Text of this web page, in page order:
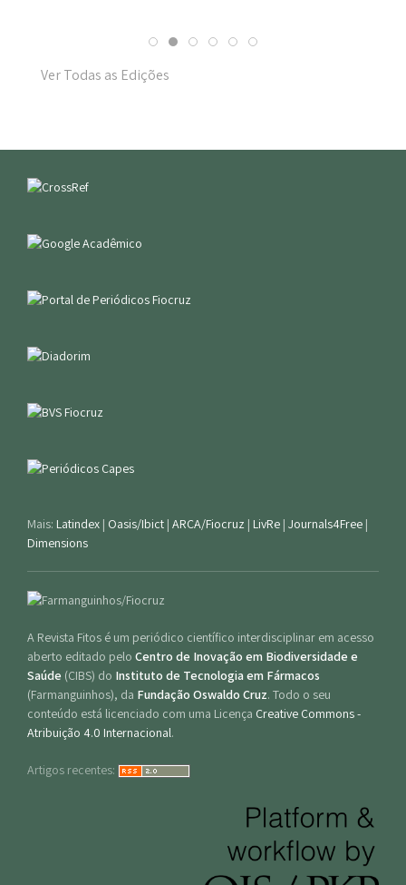
Ver Todas as Edições
Mais: Latindex | Oasis/Ibict | ARCA/Fiocruz | LivRe | Journals4Free |
Dimensions
A Revista Fitos é um periódico científico interdisciplinar em acesso
aberto editado pelo Centro de Inovação em Biodiversidade e
Saúde (CIBS) do Instituto de Tecnologia em Fármacos
(Farmanguinhos), da Fundação Oswaldo Cruz. Todo o seu
conteúdo está licenciado com uma Licença Creative Commons -
Atribuição 4.0 Internacional.
Artigos recentes: